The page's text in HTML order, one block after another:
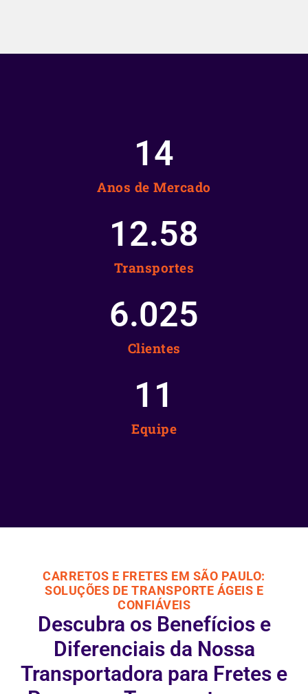
Anos de Mercado
15
Transportes
12.58
Clientes
6.025
Equipe
12
CARRETOS E FRETES EM SÃO PAULO:
SOLUÇÕES DE TRANSPORTE ÁGEIS E
CONFIÁVEIS
Descubra os Benefícios e
Diferenciais da Nossa
Transportadora para Fretes e